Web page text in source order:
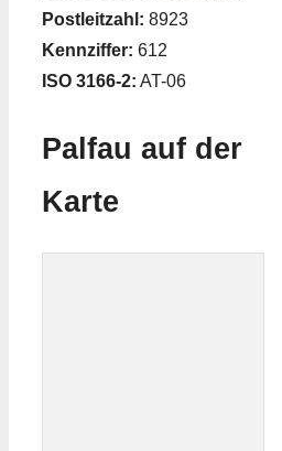
Postleitzahl: 8923
Kennziffer: 612
ISO 3166-2: AT-06
Palfau auf der
Karte